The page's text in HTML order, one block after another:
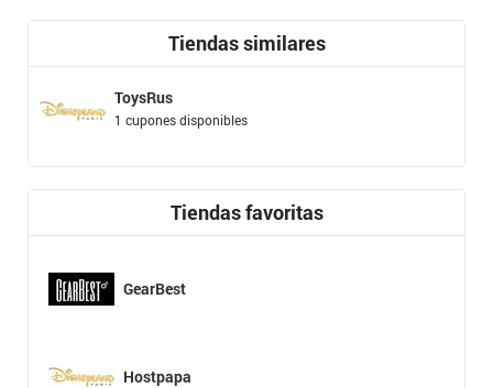
Tiendas similares
ToysRus
1 cupones disponibles
Tiendas favoritas
GearBest
Hostpapa